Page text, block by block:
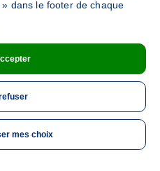
ME
dans le footer de chaque
mes choix